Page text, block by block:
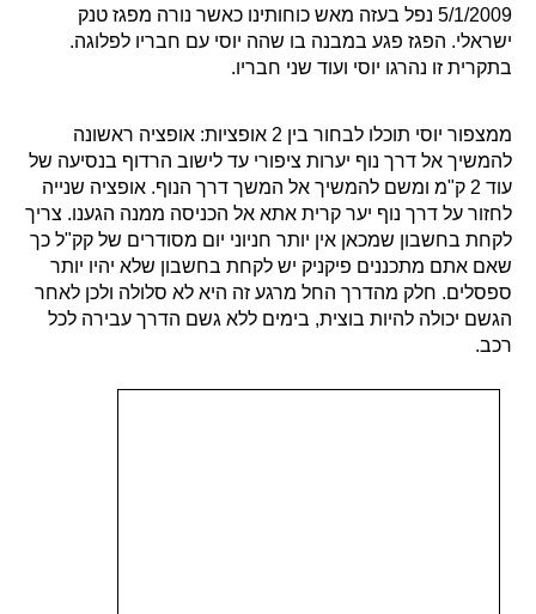
ישראלי. הפגז פגע במבנה בו שהה יוסי עם חבריו לפלוגה.
בתקרית זו נהרגו יוסי ועוד שני חבריו.
להמשיך אל דרך נוף יערות ציפורי עד לישוב הרדוף בנסיעה של
עוד 2 ק"מ ומשם להמשיך אל המשך דרך הנוף. אופציה שנייה
לחזור על דרך נוף יער קרית אתא אל הכניסה ממנה הגענו. צריך
לקחת בחשבון שמכאן אין יותר חניוני יום מסודרים של קק"ל כך
שאם אתם מתכננים פיקניק יש לקחת בחשבון שלא יהיו יותר
ספסלים. חלק מהדרך החל מרגע זה היא לא סלולה ולכן לאחר
הגשם יכולה להיות בוצית, בימים ללא גשם הדרך עבירה לכל
רכב.